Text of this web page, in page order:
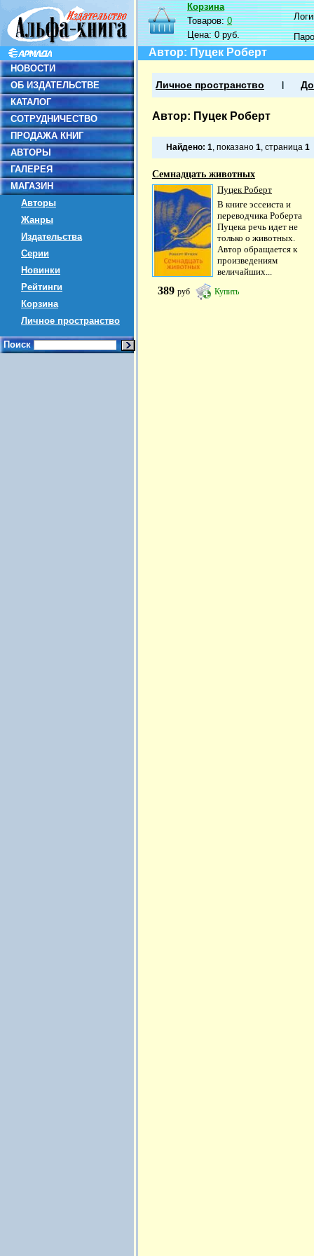
НОВОСТИ
ОБ ИЗДАТЕЛЬСТВЕ
КАТАЛОГ
СОТРУДНИЧЕСТВО
ПРОДАЖА КНИГ
АВТОРЫ
ГАЛЕРЕЯ
МАГАЗИН
Авторы
Жанры
Издательства
Серии
Новинки
Рейтинги
Корзина
Личное пространство
Поиск
Корзина
Товаров:0
Цена:0 руб.
Автор: Пуцек Роберт
Личное пространство
Автор: Пуцек Роберт
Найдено: 1, показано 1, страница 1
Семнадцать животных
Пуцек Роберт
В книге эссеиста и
переводчика Роберта
Пуцека речь идет не
только о животных.
Автор обращается к
произведениям
величайших...
389 руб Купить